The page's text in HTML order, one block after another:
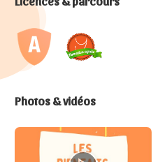
Photos & vidéos